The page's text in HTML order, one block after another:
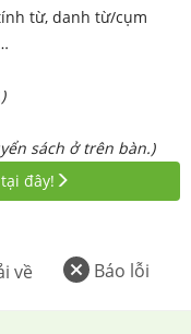
từ, danh từ/cụm
sách ở trên bàn.)
đây!
Báo lỗi
về